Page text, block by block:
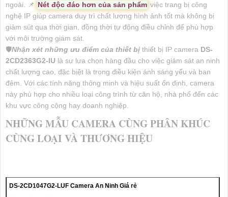
ngoài. 📌 Nét độc đáo hơn của sản phẩm việc trang bị công
nghệ IP giúp camera duy trì chất lượng hình ảnh tốt mà không bị
giảm sút qua thời gian, đồng thời tự động điều chỉnh để phù hợp
với môi trường giám sát.
🛡Nhận xét những ưu điểm của thiết bị thiết bị IP camera DS-
2CD2363G2-IU là sự lựa chọn hàng đầu cho việc giám sát an ninh
chất lượng cao, đặc biệt là trong điều kiện ánh sáng yếu và ban
đêm. Với các tính năng thông minh và hiệu suất ổn định, camera
này phù hợp cho nhiều loại công trình từ căn hộ, nhà phố đến các
khu vực công cộng hay doanh nghiệp.
NHỮNG MẪU CAMERA CÙNG PHÂN KHÚC
CÙNG LOẠI VÀ THƯƠNG HIỆU
DS-2CD1047G2-LUF Camera An Ninh Giá rẻ